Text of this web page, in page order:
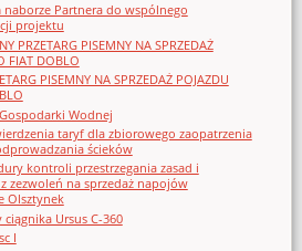
naborze Partnera do wspólnego
projektu
PRZETARG PISEMNY NA SPRZEDAŻ
FIAT DOBLO
PISEMNY NA SPRZEDAŻ POJAZDU
Wodnej
taryf dla zbiorowego zaopatrzenia
ścieków
kontroli przestrzegania zasad i
zezwoleń na sprzedaż napojów
Olsztynek
ciągnika Ursus C-360
I